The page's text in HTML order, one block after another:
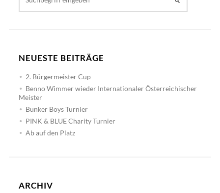
NEUESTE BEITRÄGE
2. Bürgermeister Cup
Benno Wimmer wieder Internationaler Österreichischer
Meister
Bunker Boys Turnier
PINK & BLUE Charity Turnier
Ab auf den Platz
ARCHIV